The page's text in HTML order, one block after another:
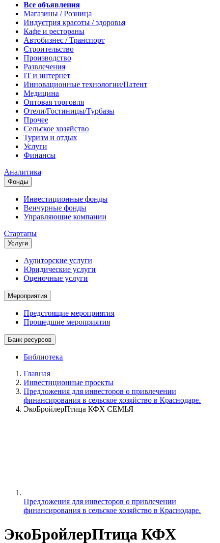
Все объявления
Магазины / Розница
Индустрия красоты / здоровья
Кафе и рестораны
Автобизнес / Транспорт
Строительство
Производство
Развлечения
IT и интернет
Инновационные технологии/Патент
Медицина
Оптовая торговля
Отели/Гостиницы/Турбазы
Прочее
Сельское хозяйство
Туризм и отдых
Услуги
Финансы
Аналитика
Фонды
Инвестиционные фонды
Венчурные фонды
Управляющие компании
Стартапы
Услуги
Аудиторские услуги
Юридические услуги
Оценочные услуги
Мероприятия
Предстоящие мероприятия
Прошедшие мероприятия
Банк ресурсов
Библиотека
Главная
Инвестиционные проекты
Предложения для инвесторов о привлечении
финансирования в сельское хозяйство в Краснодаре.
ЭкоБройлерПтица КФХ СЕМЬЯ
Предложения для инвесторов о привлечении
финансирования в сельское хозяйство в Краснодаре.
ЭкоБройлерПтица КФХ